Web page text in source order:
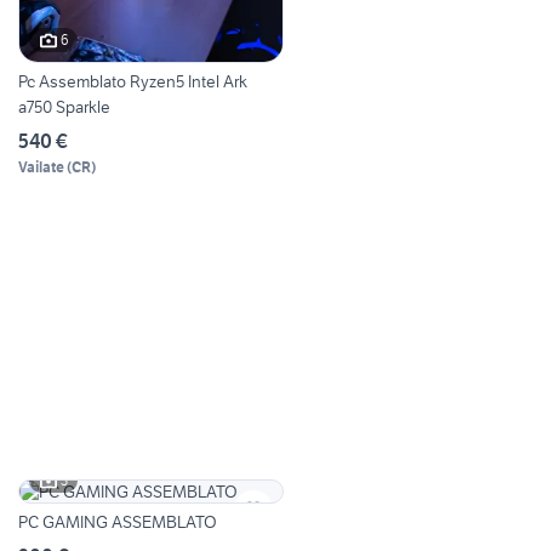
6
Pc Assemblato Ryzen5 Intel Ark
a750 Sparkle
540 €
Vailate(CR)
3
PC GAMING ASSEMBLATO